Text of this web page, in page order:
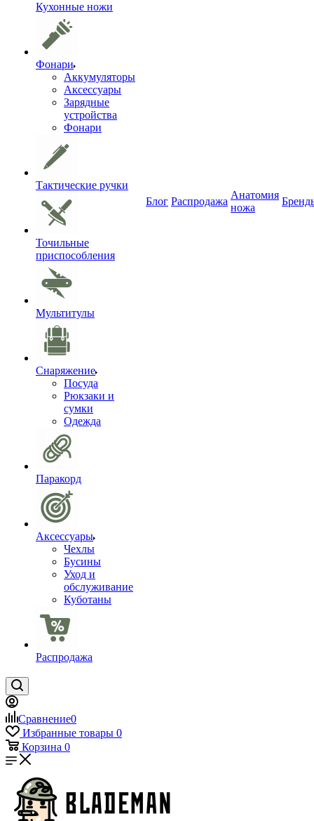
Кухонные ножи
Фонари
Аккумуляторы
Аксессуары
Зарядные
устройства
Фонари
Тактические ручки
Точильные
приспособления
Мультитулы
Снаряжение
Посуда
Рюкзаки и
сумки
Одежда
Паракорд
Аксессуары
Чехлы
Бусины
Уход и
обслуживание
Куботаны
Распродажа
Блог Распродажа
Анатомия
ножа
Сравнение0
Избранные товары 0
Корзина 0